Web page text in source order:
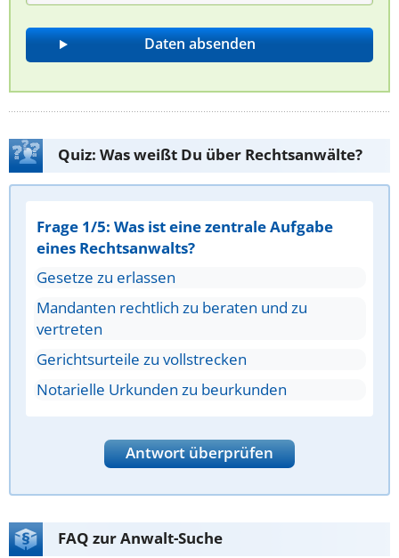
Quiz: Was weißt Du über Rechtsanwälte?
Frage 1/5: Was ist eine zentrale Aufgabe
eines Rechtsanwalts?
Gesetze zu erlassen
Mandanten rechtlich zu beraten und zu
vertreten
Gerichtsurteile zu vollstrecken
Notarielle Urkunden zu beurkunden
Antwort überprüfen
FAQ zur Anwalt-Suche